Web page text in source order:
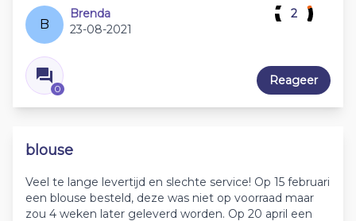
B
Brenda
23-08-2021
0
2
Reageer
blouse
Veel te lange levertijd en slechte service! Op 15 februari
een blouse besteld, deze was niet op voorraad maar
zou 4 weken later geleverd worden. Op 20 april een